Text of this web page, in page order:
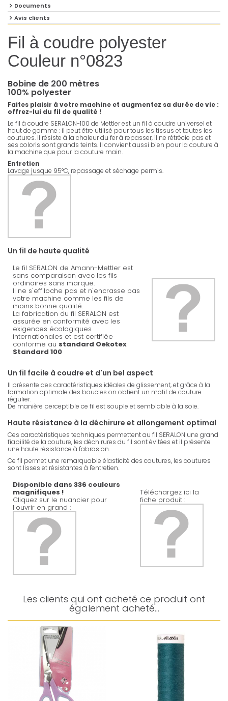
Documents
Avis clients
Fil à coudre polyester
Couleur n°0823
Bobine de 200 mètres
100% polyester
Faites plaisir à votre machine et augmentez sa durée de vie :
offrez-lui du fil de qualité !
Le fil à coudre SERALON-100 de Mettler est un fil à coudre universel et
haut de gamme : il peut être utilisé pour tous les tissus et toutes les
coutures. Il résiste à la chaleur du fer à repasser, il ne rétrécie pas et
ses coloris sont grands teints. Il convient aussi bien pour la couture à
la machine que pour la couture main.
Entretien
Lavage jusque 95°C, repassage et séchage permis.
Un fil de haute qualité
Le fil SERALON de Amann-Mettler est
sans comparaison avec les fils
ordinaires sans marque.
Il ne s'effiloche pas et n'encrasse pas
votre machine comme les fils de
moins bonne qualité.
La fabrication du fil SERALON est
assurée en conformité avec les
exigences écologiques
internationales et est certifiée
conforme au standard Oekotex
Standard 100
Un fil facile à coudre et d'un bel aspect
Il présente des caractéristiques idéales de glissement, et grâce à la
formation optimale des boucles on obtient un motif de couture
régulier.
De manière perceptible ce fil est souple et semblable à la soie.
Haute résistance à la déchirure et allongement optimal
Ces caractéristiques techniques permettent au fil SERALON une grand
fiabilité de la couture, les déchirures du fil sont évitées et il présente
une haute résistance à l'abrasion.
Ce fil permet une remarquable élasticité des coutures, les coutures
sont lisses et résistantes à l'entretien.
Disponible dans 336 couleurs
magnifiques !
Cliquez sur le nuancier pour
l'ouvrir en grand :
Téléchargez ici la
fiche produit :
Les clients qui ont acheté ce produit ont
également acheté...